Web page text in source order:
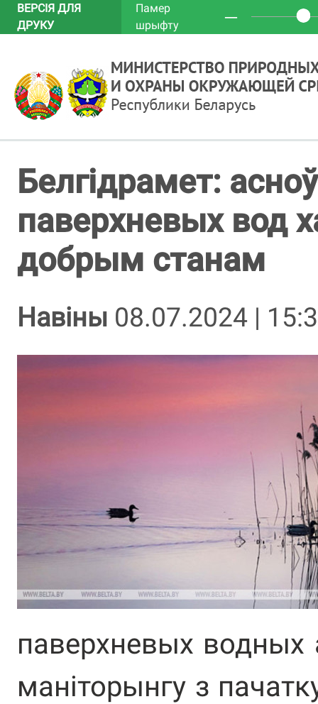
ВЕРСІЯ ДЛЯ
ДРУКУ
Памер
шрыфту
─
Белгідрамет:
паверхневых вод
добрым станам
Навіны 08.07.2024 |
паверхневых водных
маніторынгу з